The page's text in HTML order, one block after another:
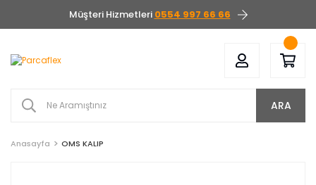
Müşteri Hizmetleri 0554 997 66 66
ARA
Anasayfa OMS KALIP